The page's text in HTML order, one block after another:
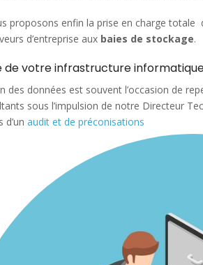
proposons enfin la prise en charge totale
d’entreprise aux baies de stockage.
de votre infrastructure
des données est souvent l’occasion de
sous l’impulsion de notre Directeur
d’un audit et de préconisations